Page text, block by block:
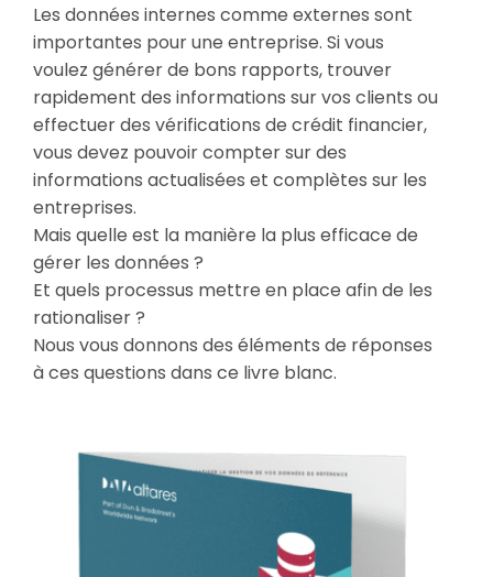
Les données internes comme externes sont
importantes pour une entreprise. Si vous
voulez générer de bons rapports, trouver
rapidement des informations sur vos clients ou
effectuer des vérifications de crédit financier,
vous devez pouvoir compter sur des
informations actualisées et complètes sur les
entreprises.
Mais quelle est la manière la plus efficace de
gérer les données ?
Et quels processus mettre en place afin de les
rationaliser ?
Nous vous donnons des éléments de réponses
à ces questions dans ce livre blanc.